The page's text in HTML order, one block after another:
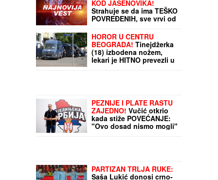
KOD JASENOVIKA!
Strahuje se da ima TEŠKO
POVREĐENIH, sve vrvi od
(FOTO)
HOROR U CENTRU
BEOGRADA! Tinejdžerka
(18) izbodena nožem,
lekari je HITNO prevezli u
PEZNIJE I PLATE RASTU
ZAJEDNO! Vučić otkrio
kada stiže POVEĆANJE:
"Ovo dosad nismo mogli"
PARTIZAN TRLJA RUKE:
Saša Lukić donosi crno-